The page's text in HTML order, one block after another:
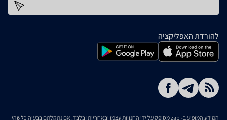
להורדת האפליקציה
המידע המופיע ב- zap מסופק על ידי החנויות עצמן ובאחריותן בלבד. אם נתקלתם בבעיה כלשהי